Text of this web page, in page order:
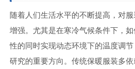
随着人们生活水平的不断提高，对
增强。尤其是在寒冷气候条件下，
性的同时实现动态环境下的温度调
研究的重要方向。传统保暖服装多